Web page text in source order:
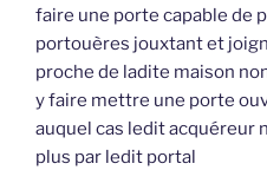
faire une porte capable de
portouères jouxtant et
proche de ladite maison
y faire mettre une porte
auquel cas ledit acquéreur
plus par ledit portal